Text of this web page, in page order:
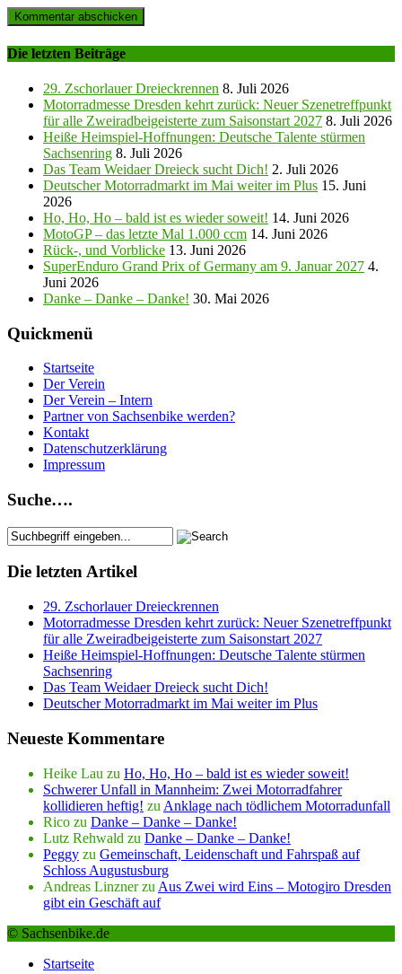
Die letzten Beiträge
29. Zschorlauer Dreieckrennen 8. Juli 2026
Motorradmesse Dresden kehrt zurück: Neuer Szenetreffpunkt
für alle Zweiradbeigeisterte zum Saisonstart 2027 8. Juli 2026
Heiße Heimspiel-Hoffnungen: Deutsche Talente stürmen
Sachsenring 8. Juli 2026
Das Team Weidaer Dreieck sucht Dich! 2. Juli 2026
Deutscher Motorradmarkt im Mai weiter im Plus 15. Juni
2026
Ho, Ho, Ho – bald ist es wieder soweit! 14. Juni 2026
MotoGP – das letzte Mal 1.000 ccm 14. Juni 2026
Rück-, und Vorblicke 13. Juni 2026
SuperEnduro Grand Prix of Germany am 9. Januar 2027 4.
Juni 2026
Danke – Danke – Danke! 30. Mai 2026
Quickmenü
Startseite
Der Verein
Der Verein – Intern
Partner von Sachsenbike werden?
Kontakt
Datenschutzerklärung
Impressum
Suche….
Die letzten Artikel
29. Zschorlauer Dreieckrennen
Motorradmesse Dresden kehrt zurück: Neuer Szenetreffpunkt
für alle Zweiradbeigeisterte zum Saisonstart 2027
Heiße Heimspiel-Hoffnungen: Deutsche Talente stürmen
Sachsenring
Das Team Weidaer Dreieck sucht Dich!
Deutscher Motorradmarkt im Mai weiter im Plus
Neueste Kommentare
Heike Lau zu Ho, Ho, Ho – bald ist es wieder soweit!
Schwerer Unfall in Mannheim: Zwei Motorradfahrer
kollidieren heftig! zu Anklage nach tödlichem Motorradunfall
Rico zu Danke – Danke – Danke!
Lutz Rehwald zu Danke – Danke – Danke!
Peggy zu Gemeinschaft, Leidenschaft und Fahrspaß auf
Schloss Augustusburg
Andreas Linznerzu Aus Zwei wird Eins – Motogiro Dresden
gibt ein Geschäft auf
© Sachsenbike.de
Startseite